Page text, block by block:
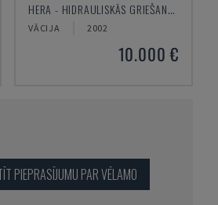
HERA - HIDRAULISKĀS GRIEŠANAS MAŠĪNA
VĀCIJA 2002
10.000 €
PIEPRASĪJUMU PAR VĒLAMO